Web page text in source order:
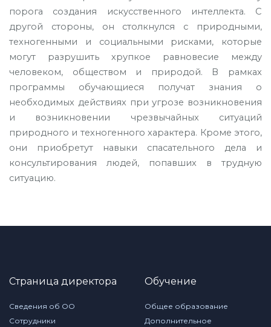
порога создания искусственного интеллекта. С
другой стороны, он столкнулся с природными,
техногенными и социальными рисками, которые
могут разрушить хрупкое равновесие между
человеком, обществом и природой. В рамках
программы обучающиеся получат знания о
необходимых действиях при угрозе возникновения
и возникновении чрезвычайных ситуаций
природного и техногенного характера. Кроме этого,
они приобретут навыки спасательного дела и
консультирования людей, попавших в трудную
ситуацию.
Страница директора
Сведения об ОО
Сотрудники
Обучение
Общее образование
Дополнительное